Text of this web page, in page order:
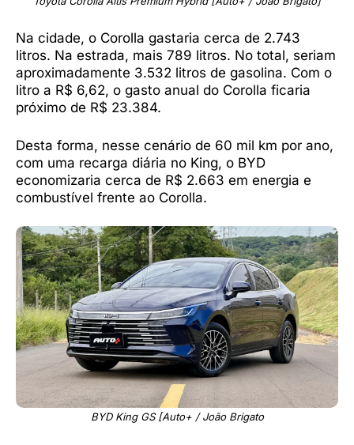
Na cidade, o Corolla gastaria cerca de 2.743
litros. Na estrada, mais 789 litros. No total, seriam
aproximadamente 3.532 litros de gasolina. Com o
litro a R$ 6,62, o gasto anual do Corolla ficaria
próximo de R$ 23.384.
Desta forma, nesse cenário de 60 mil km por ano,
com uma recarga diária no King, o BYD
economizaria cerca de R$ 2.663 em energia e
combustível frente ao Corolla.
BYD King GS [Auto+ / João Brigato